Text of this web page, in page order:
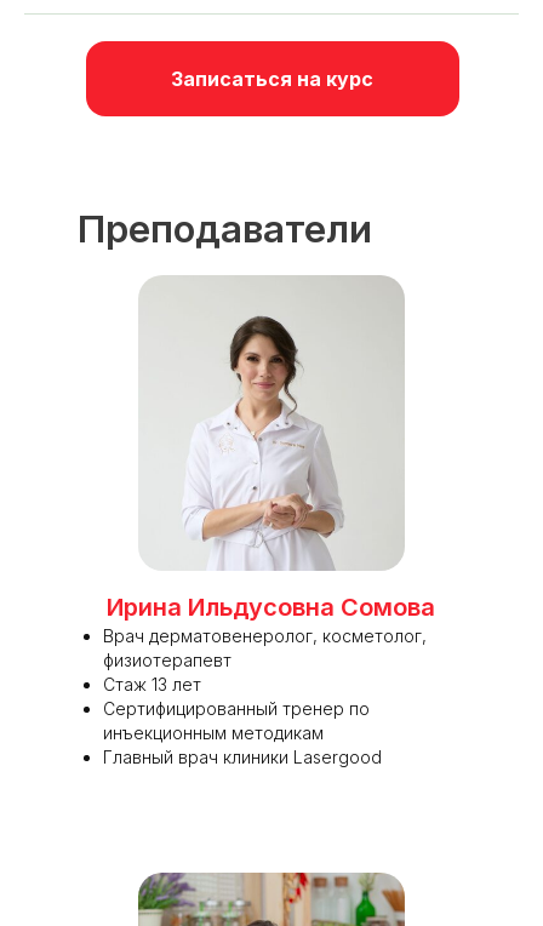
Записаться на курс
Преподаватели
курса
Ирина Ильдусовна Сомова
Врач дерматовенеролог, косметолог,
физиотерапевт
Стаж 13 лет
Сертифицированный тренер по
инъекционным методикам
Главный врач клиники Lasergood